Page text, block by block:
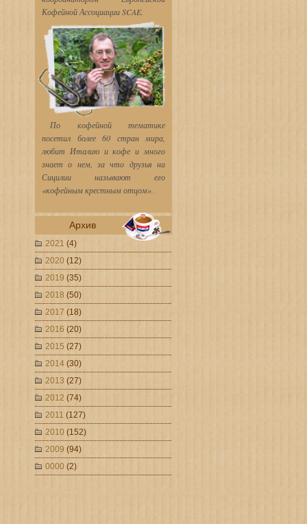
Кофейной Ассоциации SCAE.
По кофейной тематике
посетил более 60 стран мира,
любит Италию и кофе и много
знает о нем, за что друзья на
Сицилии называют его
«кофейным крестным отцом»
Архив
2021 (4)
2020 (12)
2019 (35)
2018 (50)
2017 (18)
2016 (20)
2015 (27)
2014 (30)
2013 (27)
2012 (74)
2011 (127)
2010 (152)
2009 (94)
0000 (2)